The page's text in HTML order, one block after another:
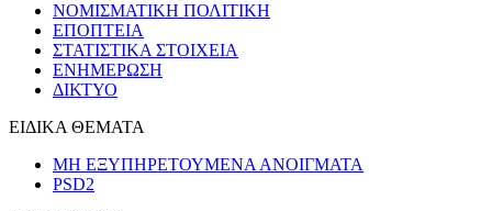
ΝΟΜΙΣΜΑΤΙΚΗ ΠΟΛΙΤΙΚΗ
ΕΠΟΠΤΕΙΑ
ΣΤΑΤΙΣΤΙΚΑ ΣΤΟΙΧΕΙΑ
ΕΝΗΜΕΡΩΣΗ
ΔΙΚΤΥΟ
ΕΙΔΙΚΑ ΘΕΜΑΤΑ
ΜΗ ΕΞΥΠΗΡΕΤΟΥΜΕΝΑ ΑΝΟΙΓΜΑΤΑ
PSD2